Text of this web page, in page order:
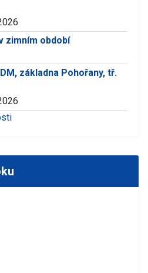
zimním období
základna Pohořany, tř.